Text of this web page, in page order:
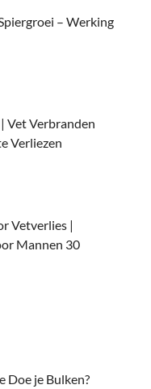
– Werking
Vet Verbranden
Verliezen
Vetverlies |
Mannen 30
Doe je Bulken?